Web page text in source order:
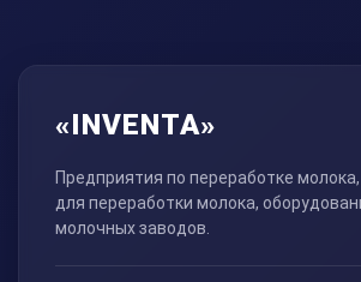
«INVENTA»
Предприятия по переработке
для переработки молока,
молочных заводов.